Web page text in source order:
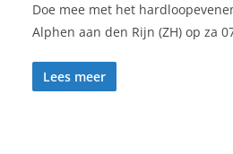
Doe mee met het
Alphen aan den Rijn (ZH) op za
Lees meer